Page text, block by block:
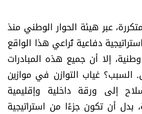
عبر هيئة الحوار الوطني منذ
استراتيجية دفاعية تُراعي هذا الواقع
إلا أن جميع هذه المبادرات
السبب؟ غياب التوازن في موازين
إلى ورقة داخلية وإقليمية
بدل أن تكون جزءًا من استراتيجية